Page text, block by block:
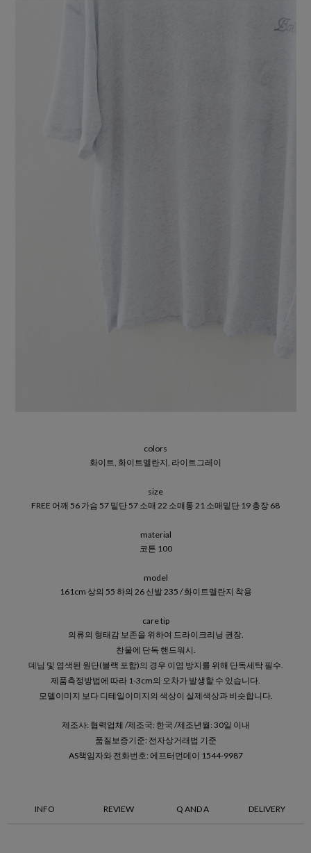
colors
화이트, 화이트멜란지, 라이트그레이
size
FREE 어깨 56 가슴 57 밑단 57 소매 22 소매통 21 소매밑단 19 총장 68
material
코튼 100
model
161cm 상의 55 하의 26 신발 235 / 화이트멜란지 착용
care tip
의류의 형태감 보존을 위하여 드라이크리닝 권장.
찬물에 단독 핸드워시.
데님 및 염색된 원단(블랙 포함)의 경우 이염 방지를 위해 단독세탁 필수.
제품측정방법에 따라 1-3cm의 오차가 발생할 수 있습니다.
모델이미지 보다 디테일이미지의 색상이 실제색상과 비슷합니다.
제조사: 협력업체 /제조국: 한국 /제조년월: 30일 이내
품질보증기준: 전자상거래법 기준
AS책임자와 전화번호: 에프터먼데이 1544-9987
INFO REVIEW Q AND A DELIVERY